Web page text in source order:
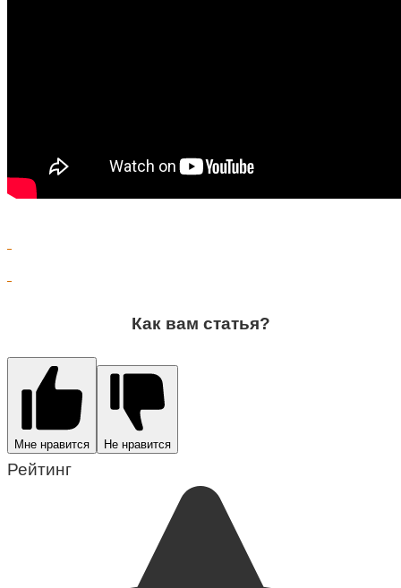
Как вам статья?
Мне нравится Не нравится
Рейтинг